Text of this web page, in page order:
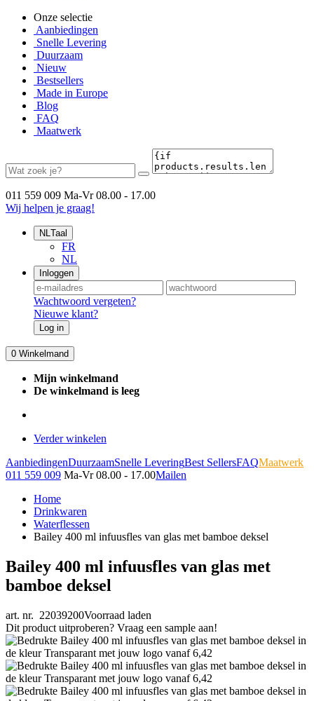
Onze selectie
Aanbiedingen
Snelle Levering
Duurzaam
Nieuw
Bestsellers
Made in Europe
Blog
FAQ
Maatwerk
011 559 009 Ma-Vr 08.00 - 17.00
Wij helpen je graag!
NLTaal
FR
NL
Inloggen
Wachtwoord vergeten?
Nieuwe klant?
Log in
0 Winkelmand
Mijn winkelmand
De winkelmand is leeg
Verder winkelen
AanbiedingenDuurzaamSnelle LeveringBest SellersFAQMaatwerk
011 559 009 Ma-Vr 08.00 - 17.00Mailen
Home
Drinkwaren
Waterflessen
Bailey 400 ml infuusfles van glas met bamboe deksel
Bailey 400 ml infuusfles van glas met
bamboe deksel
art. nr. 22039200Voorraad laden
Dit product uitproberen? Vraag een sample aan!